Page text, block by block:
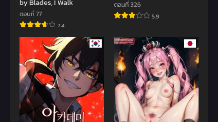
ตอนที่ 77
7.4
ตอนที่ 326
5.9